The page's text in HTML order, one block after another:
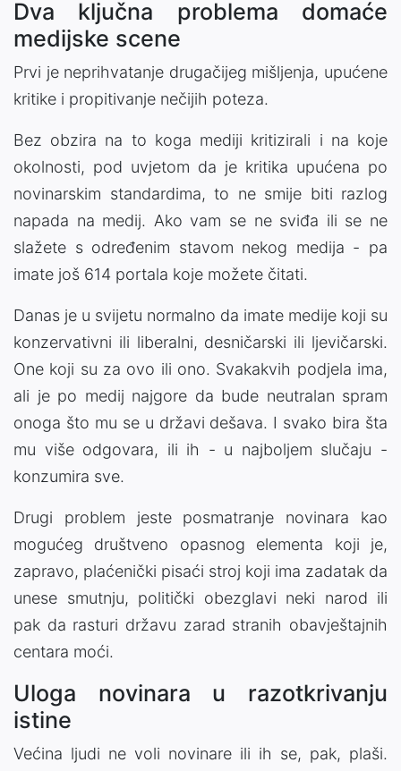
Dva ključna problema domaće
medijske scene
Prvi je neprihvatanje drugačijeg mišljenja, upućene
kritike i propitivanje nečijih poteza.
Bez obzira na to koga mediji kritizirali i na koje
okolnosti, pod uvjetom da je kritika upućena po
novinarskim standardima, to ne smije biti razlog
napada na medij. Ako vam se ne sviđa ili se ne
slažete s određenim stavom nekog medija - pa
imate još 614 portala koje možete čitati.
Danas je u svijetu normalno da imate medije koji su
konzervativni ili liberalni, desničarski ili ljevičarski.
One koji su za ovo ili ono. Svakakvih podjela ima,
ali je po medij najgore da bude neutralan spram
onoga što mu se u državi dešava. I svako bira šta
mu više odgovara, ili ih - u najboljem slučaju -
konzumira sve.
Drugi problem jeste posmatranje novinara kao
mogućeg društveno opasnog elementa koji je,
zapravo, plaćenički pisaći stroj koji ima zadatak da
unese smutnju, politički obezglavi neki narod ili
pak da rasturi državu zarad stranih obavještajnih
centara moći.
Uloga novinara u razotkrivanju
istine
Većina ljudi ne voli novinare ili ih se, pak, plaši.